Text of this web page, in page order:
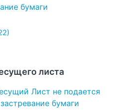
бумаги
листа
Лист не подается
бумаги